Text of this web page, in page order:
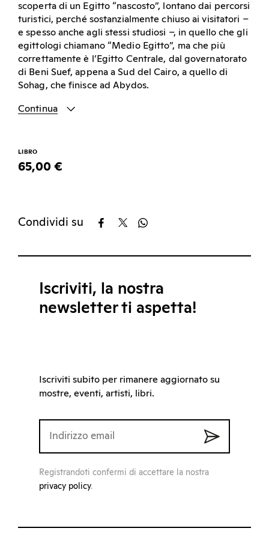
scoperta di un Egitto “nascosto”, lontano dai percorsi
turistici, perché sostanzialmente chiuso ai visitatori –
e spesso anche agli stessi studiosi –, in quello che gli
egittologi chiamano “Medio Egitto”, ma che più
correttamente è l’Egitto Centrale, dal governatorato
di Beni Suef, appena a Sud del Cairo, a quello di
Sohag, che finisce ad Abydos.
Continua
LIBRO
65,00 €
Condividi su
Iscriviti, la nostra
newsletter ti aspetta!
Iscriviti subito per rimanere aggiornato su
mostre, eventi, artisti, libri.
Registrandoti confermi di accettare la nostra
privacy policy.